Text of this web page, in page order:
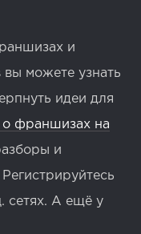
и
можете узнать
идеи для
о франшизах на
и
сетях. А ещё у